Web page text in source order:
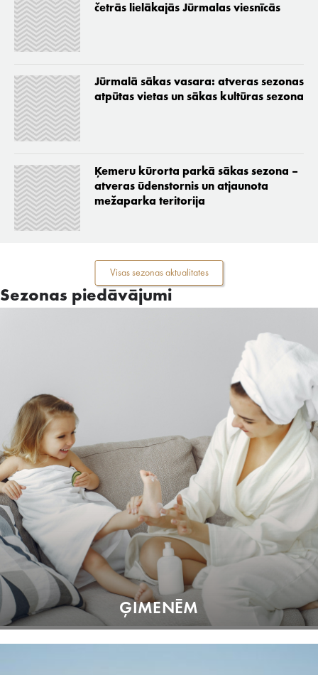
četrās lielākajās Jūrmalas viesnīcās
Jūrmalā sākas vasara: atveras sezonas
atpūtas vietas un sākas kultūras sezona
Ķemeru kūrorta parkā sākas sezona –
atveras ūdenstornis un atjaunota
mežaparka teritorija
Visas sezonas aktualitates
Sezonas piedāvājumi
ĢIMENĒM